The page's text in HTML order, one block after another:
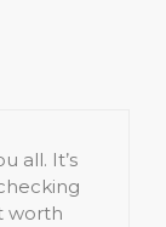
all. It’s
worth